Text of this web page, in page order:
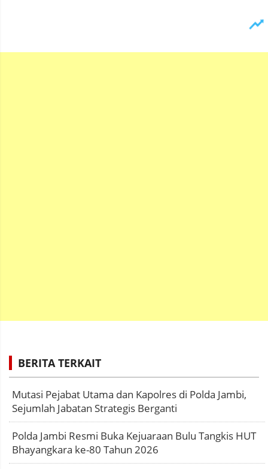
BERITA TERKAIT
Mutasi Pejabat Utama dan Kapolres di Polda Jambi,
Sejumlah Jabatan Strategis Berganti
Polda Jambi Resmi Buka Kejuaraan Bulu Tangkis HUT
Bhayangkara ke-80 Tahun 2026